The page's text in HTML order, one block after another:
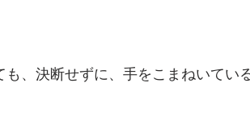
、決断せずに、手をこまねいてい